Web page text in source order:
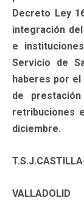
Decreto Ley
integración
e
Servicio de
haberes por el
de
retribuciones
diciembre.
VALLADOLID